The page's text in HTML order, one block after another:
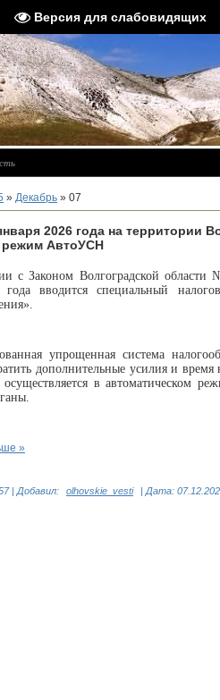
Версия для слабовидящих
» Декабрь » 07
2026 года на территории
режим АвтоУСН
с Законом Волгоградской
года вводится специальный
упрощенная система
дополнительные усилия и
осуществляется в автоматическом
»
| Добавил: olhovskie_vesti | Дата: